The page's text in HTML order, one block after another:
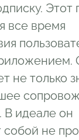
Этот
все время
не только
В идеале он
собой не